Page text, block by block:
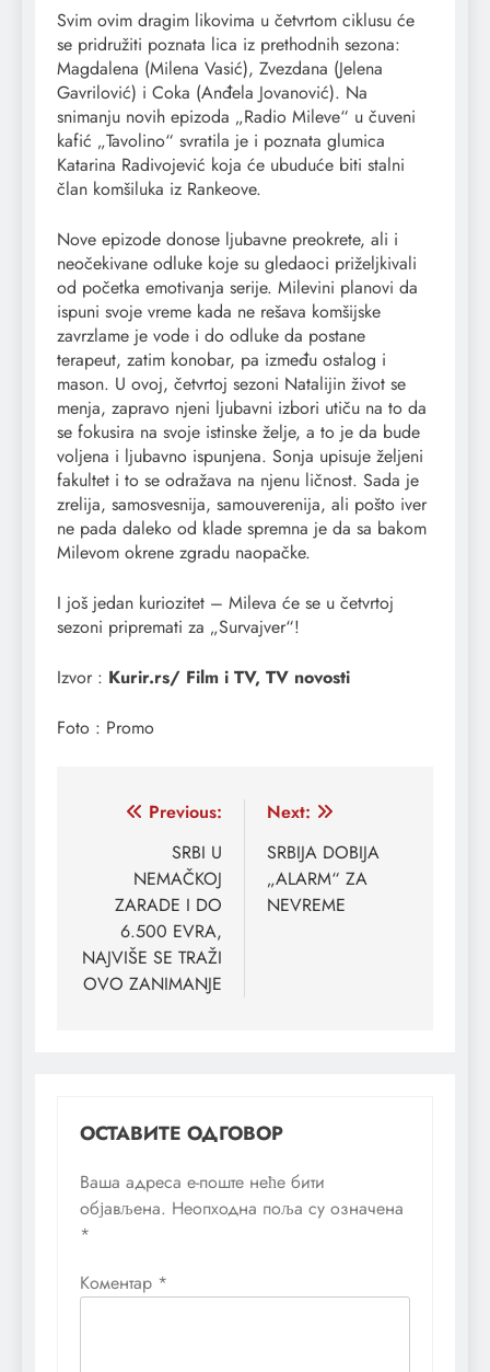
Svim ovim dragim likovima u četvrtom ciklusu će
se pridružiti poznata lica iz prethodnih sezona:
Magdalena (Milena Vasić), Zvezdana (Jelena
Gavrilović) i Coka (Anđela Jovanović). Na
snimanju novih epizoda „Radio Mileve“ u čuveni
kafić „Tavolino“ svratila je i poznata glumica
Katarina Radivojević koja će ubuduće biti stalni
član komšiluka iz Rankeove.
Nove epizode donose ljubavne preokrete, ali i
neočekivane odluke koje su gledaoci priželjkivali
od početka emotivanja serije. Milevini planovi da
ispuni svoje vreme kada ne rešava komšijske
zavrzlame je vode i do odluke da postane
terapeut, zatim konobar, pa između ostalog i
mason. U ovoj, četvrtoj sezoni Natalijin život se
menja, zapravo njeni ljubavni izbori utiču na to da
se fokusira na svoje istinske želje, a to je da bude
voljena i ljubavno ispunjena. Sonja upisuje željeni
fakultet i to se odražava na njenu ličnost. Sada je
zrelija, samosvesnija, samouverenija, ali pošto iver
ne pada daleko od klade spremna je da sa bakom
Milevom okrene zgradu naopačke.
I još jedan kuriozitet – Mileva će se u četvrtoj
sezoni pripremati za „Survajver“!
Izvor : Kurir.rs/ Film i TV, TV novosti
Foto : Promo
КретањеPrevious:
SRBI U
NEMAČKOJ
ZARADE I DO
6.500 EVRA,
NAJVIŠE SE TRAŽI
OVO ZANIMANJE
Next:
SRBIJA DOBIJA
„ALARM“ ZA
NEVREME
ОСТАВИТЕ ОДГОВОР
Ваша адреса е-поште неће бити
објављена. Неопходна поља су означена
*
Коментар *